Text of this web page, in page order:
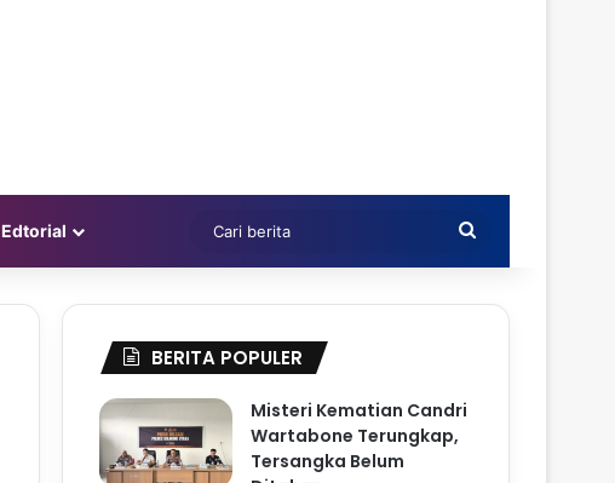
Edtorial
berita
BERITA POPULER
Misteri Kematian Candri
Wartabone Terungkap,
Tersangka Belum